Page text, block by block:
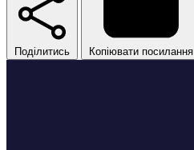
Поділитись Копіювати посилання